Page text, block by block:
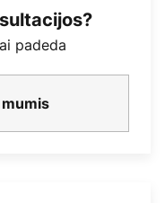
padeda